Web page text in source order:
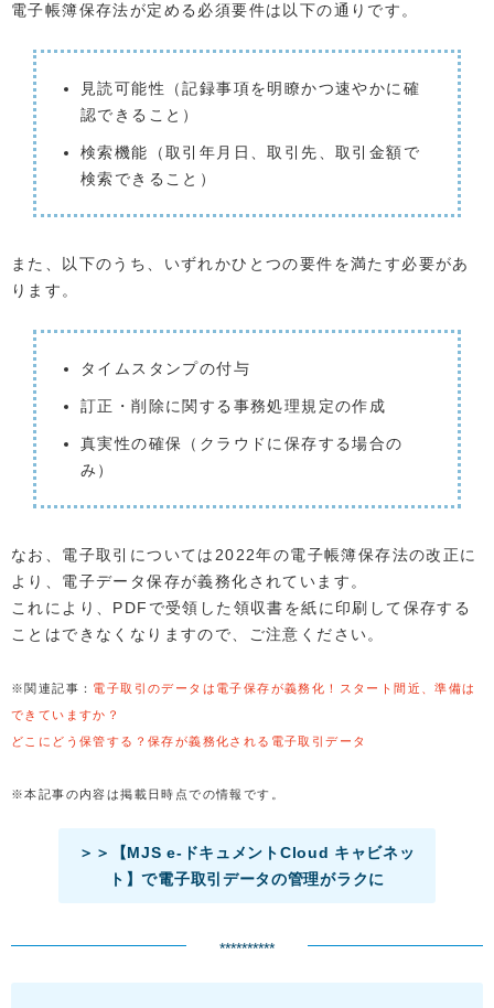
電子帳簿保存法が定める必須要件は以下の通りです。
見読可能性（記録事項を明瞭かつ速やかに確
認できること）
検索機能（取引年月日、取引先、取引金額で
検索できること）
また、以下のうち、いずれかひとつの要件を満たす必要があ
ります。
タイムスタンプの付与
訂正・削除に関する事務処理規定の作成
真実性の確保（クラウドに保存する場合の
み）
なお、電子取引については2022年の電子帳簿保存法の改正に
より、電子データ保存が義務化されています。
これにより、PDFで受領した領収書を紙に印刷して保存する
ことはできなくなりますので、ご注意ください。
※関連記事： 電子取引のデータは電子保存が義務化！スタート間近、準備は
できていますか？
どこにどう保管する？保存が義務化される電子取引データ
※本記事の内容は掲載日時点での情報です。
＞＞【MJS e-ドキュメントCloud キャビネッ
ト】で電子取引データの管理がラクに
**********